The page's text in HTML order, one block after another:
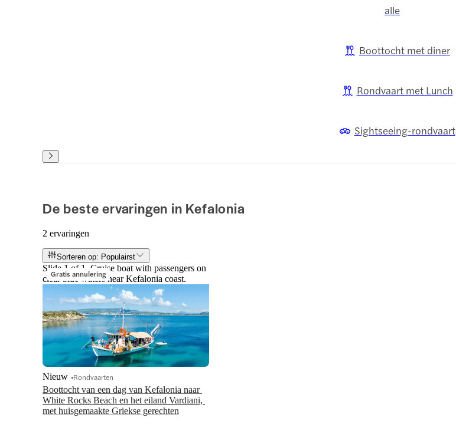
alle
Boottocht met diner
Rondvaart met Lunch
Sightseeing-rondvaart
De beste ervaringen in Kefalonia
2 ervaringen
Sorteren op: Populairst
Gratis annulering
Slide 1 of 1, Cruise boat with passengers on
clear blue waters near Kefalonia coast.
Boottocht van een dag van Kefalonia naar
White Rocks Beach en het eiland Vardiani,
met huisgemaakte Griekse gerechten
Nieuw Rondvaarten